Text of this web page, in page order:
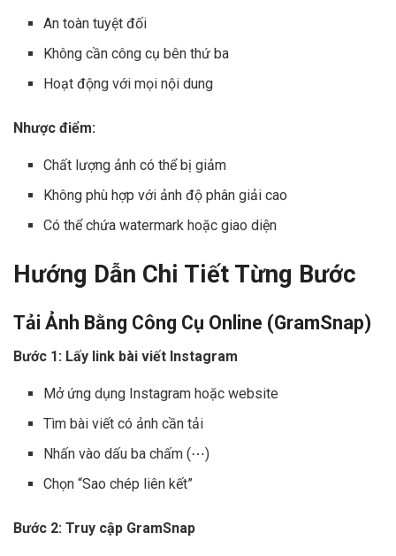
An toàn tuyệt đối
Không cần công cụ bên thứ ba
Hoạt động với mọi nội dung
Nhược điểm:
Chất lượng ảnh có thể bị giảm
Không phù hợp với ảnh độ phân giải cao
Có thể chứa watermark hoặc giao diện
Hướng Dẫn Chi Tiết Từng Bước
Tải Ảnh Bằng Công Cụ Online (GramSnap)
Bước 1: Lấy link bài viết Instagram
Mở ứng dụng Instagram hoặc website
Tìm bài viết có ảnh cần tải
Nhấn vào dấu ba chấm (⋯)
Chọn “Sao chép liên kết”
Bước 2: Truy cập GramSnap